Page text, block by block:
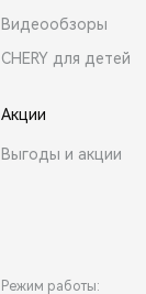
Видеообзоры
CHERY для детей
Акции
Выгоды и акции
Режим работы: